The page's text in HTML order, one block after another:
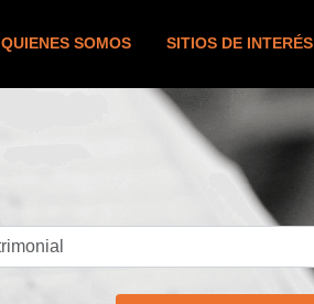
QUIENES SOMOS SITIOS DE INTERÉS